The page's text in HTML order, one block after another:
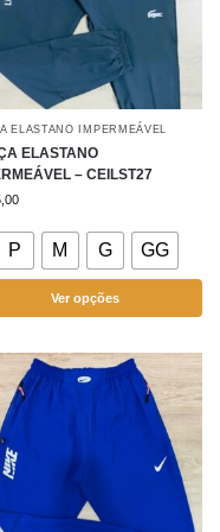
ELASTANO IMPERMEÁVEL
ELASTANO
– CEILST27
P M G GG
Ver opções